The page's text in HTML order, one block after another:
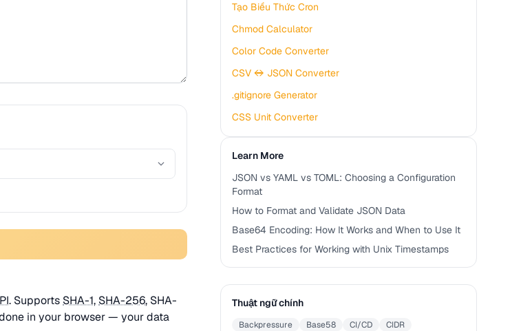
. Supports SHA-1, SHA-256, SHA-
in your browser — your data
Tạo Biểu Thức Cron
Chmod Calculator
Color Code Converter
CSV ↔ JSON Converter
.gitignore Generator
CSS Unit Converter
Learn More
JSON vs YAML vs TOML: Choosing a Configuration
Format
How to Format and Validate JSON Data
Base64 Encoding: How It Works and When to Use It
Best Practices for Working with Unix Timestamps
Thuật ngữ chính
Backpressure Base58 CI/CD
CIDR